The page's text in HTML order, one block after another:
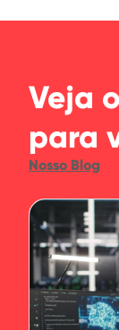
Veja
para
Nosso Blog